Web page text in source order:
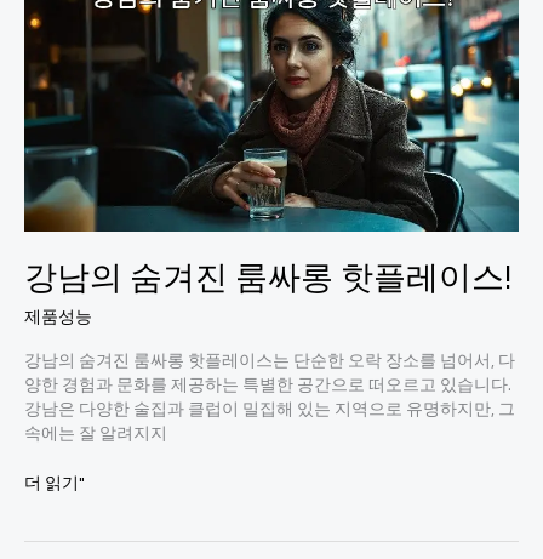
강남의 숨겨진 룸싸롱 핫플레이스!
제품성능
강남의 숨겨진 룸싸롱 핫플레이스는 단순한 오락 장소를 넘어서, 다
양한 경험과 문화를 제공하는 특별한 공간으로 떠오르고 있습니다.
강남은 다양한 술집과 클럽이 밀집해 있는 지역으로 유명하지만, 그
속에는 잘 알려지지
강
더 읽기"